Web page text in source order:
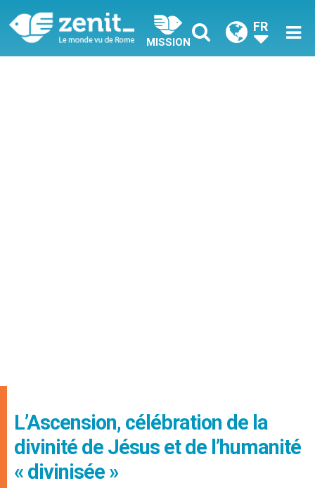
MISSION
FR
L’Ascension, célébration de la
divinité de Jésus et de l’humanité
« divinisée »